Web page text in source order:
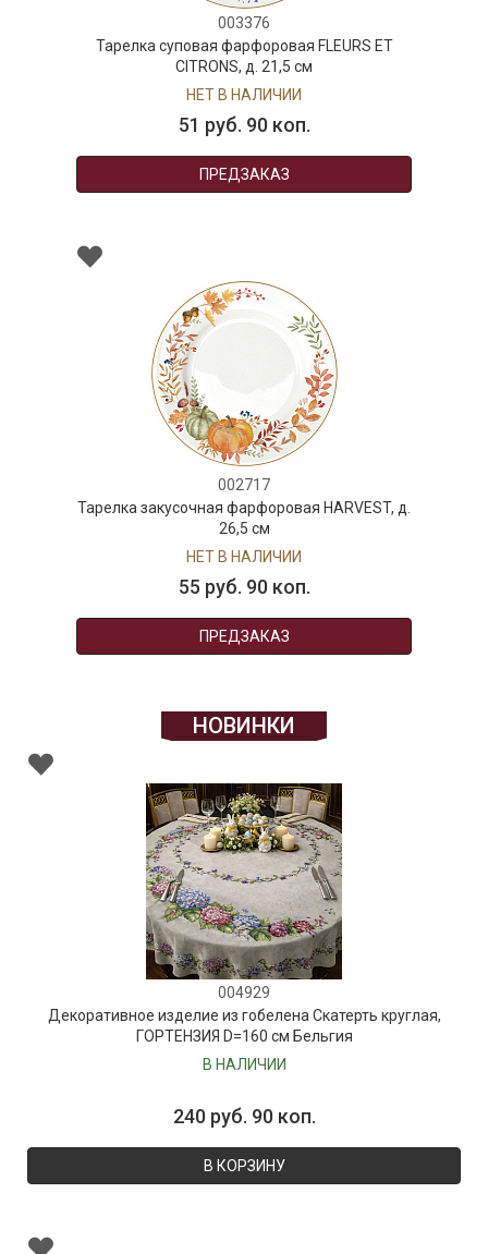
003376
Тарелка суповая фарфоровая FLEURS ET
CITRONS, д. 21,5 см
НЕТ В НАЛИЧИИ
51 руб. 90 коп.
ПРЕДЗАКАЗ
002717
Тарелка закусочная фарфоровая HARVEST, д.
26,5 см
НЕТ В НАЛИЧИИ
55 руб. 90 коп.
ПРЕДЗАКАЗ
НОВИНКИ
004929
Декоративное изделие из гобелена Скатерть круглая,
ГОРТЕНЗИЯ D=160 см Бельгия
В НАЛИЧИИ
240 руб. 90 коп.
В КОРЗИНУ